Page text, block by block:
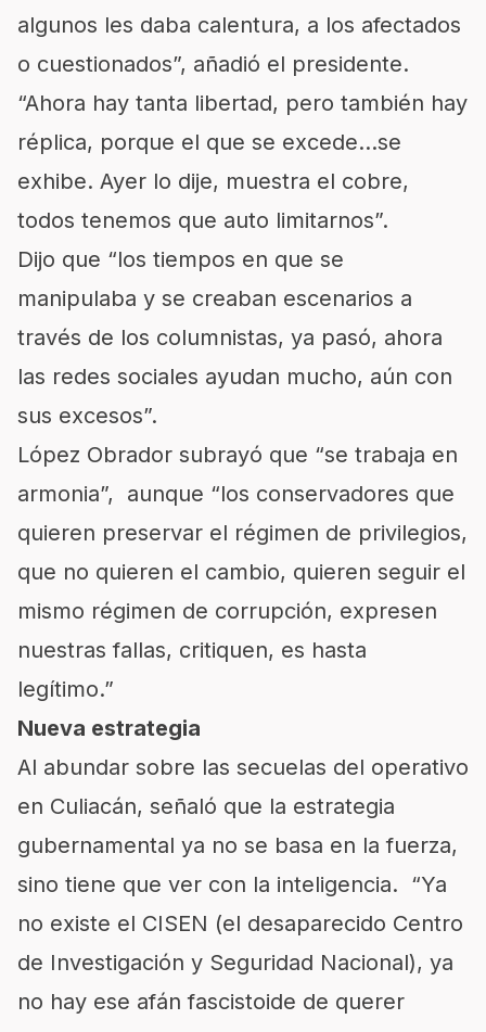
algunos les daba calentura, a los afectados
o cuestionados”, añadió el presidente.
“Ahora hay tanta libertad, pero también hay
réplica, porque el que se excede…se
exhibe. Ayer lo dije, muestra el cobre,
todos tenemos que auto limitarnos”.
Dijo que “los tiempos en que se
manipulaba y se creaban escenarios a
través de los columnistas, ya pasó, ahora
las redes sociales ayudan mucho, aún con
sus excesos”.
López Obrador subrayó que “se trabaja en
armonia”, aunque “los conservadores que
quieren preservar el régimen de privilegios,
que no quieren el cambio, quieren seguir el
mismo régimen de corrupción, expresen
nuestras fallas, critiquen, es hasta
legítimo.”
Nueva estrategia
Al abundar sobre las secuelas del operativo
en Culiacán, señaló que la estrategia
gubernamental ya no se basa en la fuerza,
sino tiene que ver con la inteligencia. “Ya
no existe el CISEN (el desaparecido Centro
de Investigación y Seguridad Nacional), ya
no hay ese afán fascistoide de querer